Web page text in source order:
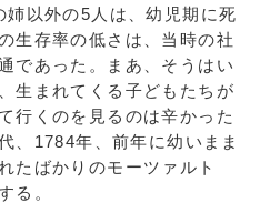
以外の5人は、幼児期に死
生存率の低さは、当時の社
であった。まあ、そうはい
生まれてくる子どもたちが
行くのを見るのは辛かった
、1784年、前年に幼いまま
たばかりのモーツァルト
る。